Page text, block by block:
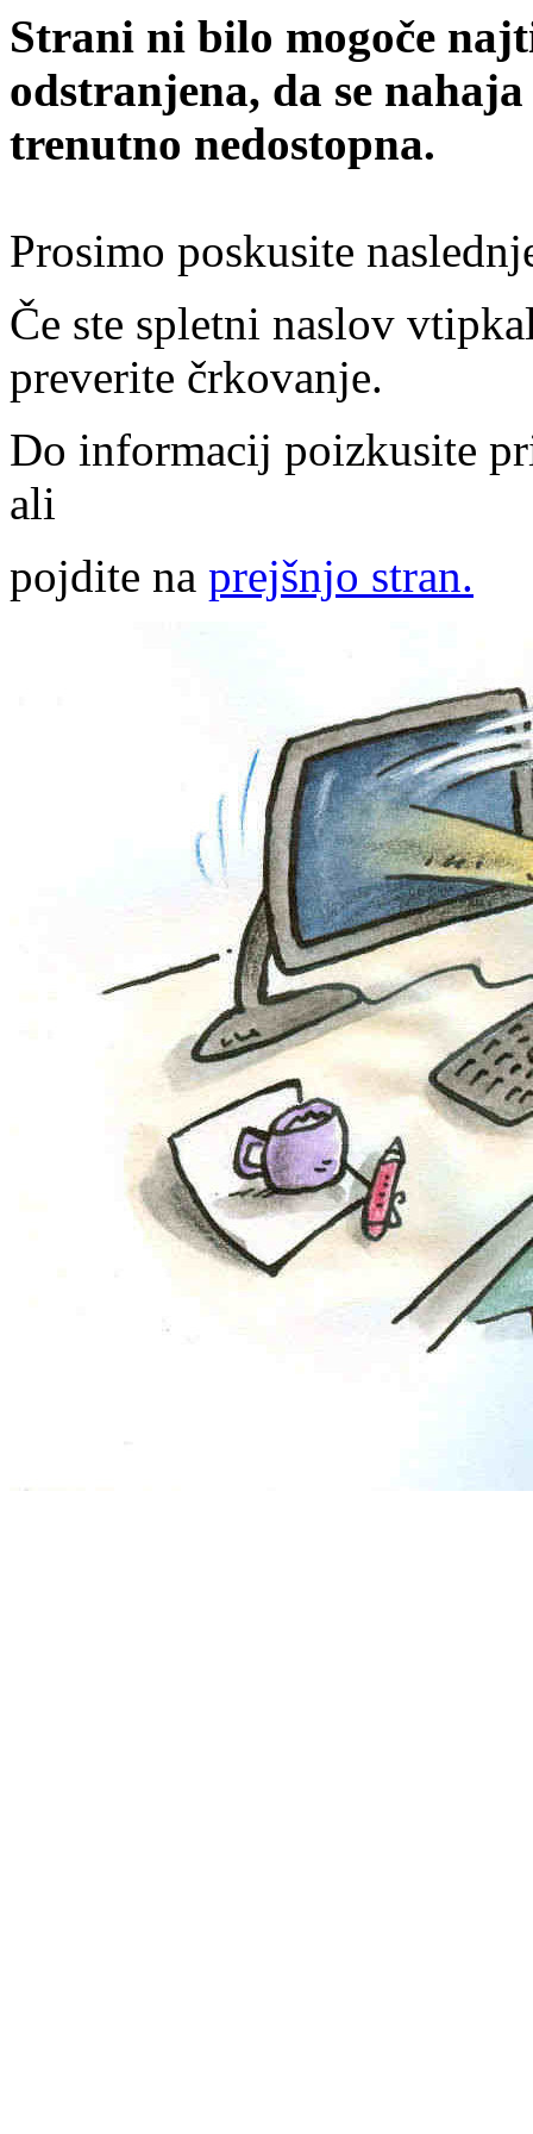
Strani ni bilo mogoče
odstranjena, da se
trenutno nedostopna.
Prosimo poskusite
Če ste spletni naslov
preverite črkovanje.
Do informacij poizkusite
ali
pojdite na prejšnjo stran.